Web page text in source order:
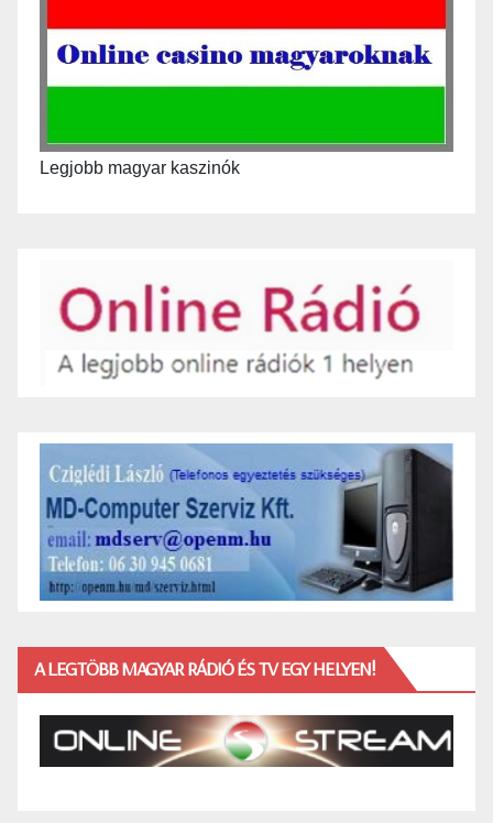
Legjobb magyar kaszinók
A LEGTÖBB MAGYAR RÁDIÓ ÉS TV EGY HELYEN!